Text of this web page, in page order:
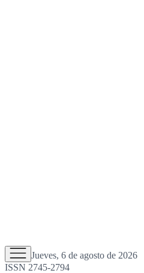
Jueves, 6 de agosto de 2026
ISSN 2745-2794